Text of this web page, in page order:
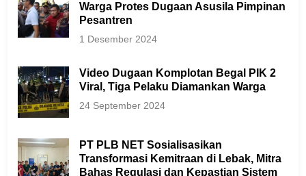
Warga Protes Dugaan Asusila Pimpinan
Pesantren
1 Desember 2024
Video Dugaan Komplotan Begal PIK 2
Viral, Tiga Pelaku Diamankan Warga
24 September 2024
PT PLB NET Sosialisasikan
Transformasi Kemitraan di Lebak, Mitra
Bahas Regulasi dan Kepastian Sistem